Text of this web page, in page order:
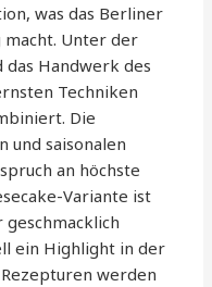
was das Berliner
Unter der
das Handwerk des
Techniken
Die
und saisonalen
an höchste
Variante ist
ein Highlight in der
werden